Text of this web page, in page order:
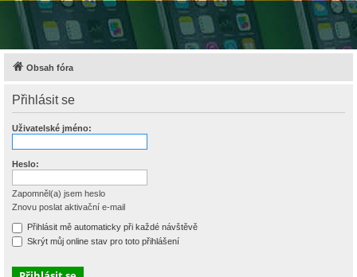
Obsah fóra
Přihlásit se
Uživatelské jméno:
Heslo:
Zapomněl(a) jsem heslo
Znovu poslat aktivační e-mail
Přihlásit mě automaticky při každé návštěvě
Skrýt můj online stav pro toto přihlášení